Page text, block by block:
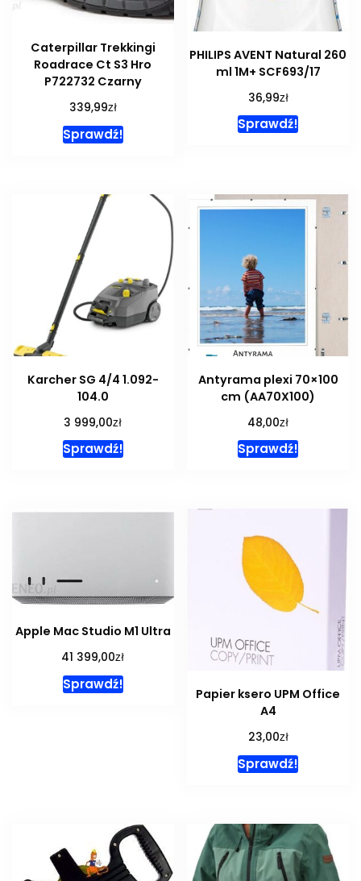
Caterpillar Trekkingi
Roadrace Ct S3 Hro
P722732 Czarny
339,99zł
Sprawdź!
PHILIPS AVENT Natural 260
ml 1M+ SCF693/17
36,99zł
Sprawdź!
Karcher SG 4/4 1.092-
104.0
3 999,00zł
Sprawdź!
Antyrama plexi 70×100
cm (AA70X100)
48,00zł
Sprawdź!
Apple Mac Studio M1 Ultra
41 399,00zł
Sprawdź!
Papier ksero UPM Office
A4
23,00zł
Sprawdź!